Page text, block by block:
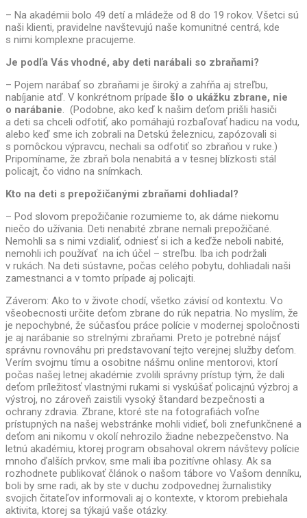
– Na akadémii bolo 49 detí a mládeže od 8 do 19 rokov. Všetci sú
naši klienti, pravidelne navštevujú naše komunitné centrá, kde
s nimi komplexne pracujeme.
Je podľa Vás vhodné, aby deti narábali so zbraňami?
– Pojem narábať so zbraňami je široký a zahŕňa aj streľbu,
nabíjanie atď. V konkrétnom prípade šlo o ukážku zbrane, nie
o narábanie. (Podobne, ako keď k našim deťom prišli hasiči
a deti sa chceli odfotiť, ako pomáhajú rozbaľovať hadicu na vodu,
alebo keď sme ich zobrali na Detskú železnicu, zapózovali si
s pomôckou výpravcu, nechali sa odfotiť so zbraňou v ruke.)
Pripomíname, že zbraň bola nenabitá a v tesnej blízkosti stál
policajt, čo vidno na snímkach.
Kto na deti s prepožičanými zbraňami dohliadal?
– Pod slovom prepožičanie rozumieme to, ak dáme niekomu
niečo do užívania. Deti nenabité zbrane nemali prepožičané.
Nemohli sa s nimi vzdialiť, odniesť si ich a keďže neboli nabité,
nemohli ich používať na ich účel – streľbu. Iba ich podržali
v rukách. Na deti sústavne, počas celého pobytu, dohliadali naši
zamestnanci a v tomto prípade aj policajti.
Záverom: Ako to v živote chodí, všetko závisí od kontextu. Vo
všeobecnosti určite deťom zbrane do rúk nepatria. No myslím, že
je nepochybné, že súčasťou práce polície v modernej spoločnosti
je aj narábanie so strelnými zbraňami. Preto je potrebné nájsť
správnu rovnováhu pri predstavovaní tejto verejnej služby deťom.
Verím svojmu tímu a osobitne nášmu online mentorovi, ktorí
počas našej letnej akadémie zvolili správny prístup tým, že dali
deťom príležitosť vlastnými rukami si vyskúšať policajnú výzbroj a
výstroj, no zároveň zaistili vysoký štandard bezpečnosti a
ochrany zdravia. Zbrane, ktoré ste na fotografiách voľne
prístupných na našej webstránke mohli vidieť, boli znefunkčnené a
deťom ani nikomu v okolí nehrozilo žiadne nebezpečenstvo. Na
letnú akadémiu, ktorej program obsahoval okrem návštevy polície
mnoho ďalších prvkov, sme mali iba pozitívne ohlasy. Ak sa
rozhodnete publikovať článok o našom tábore vo Vašom denníku,
boli by sme radi, ak by ste v duchu zodpovednej žurnalistiky
svojich čitateľov informovali aj o kontexte, v ktorom prebiehala
aktivita, ktorej sa týkajú vaše otázky.